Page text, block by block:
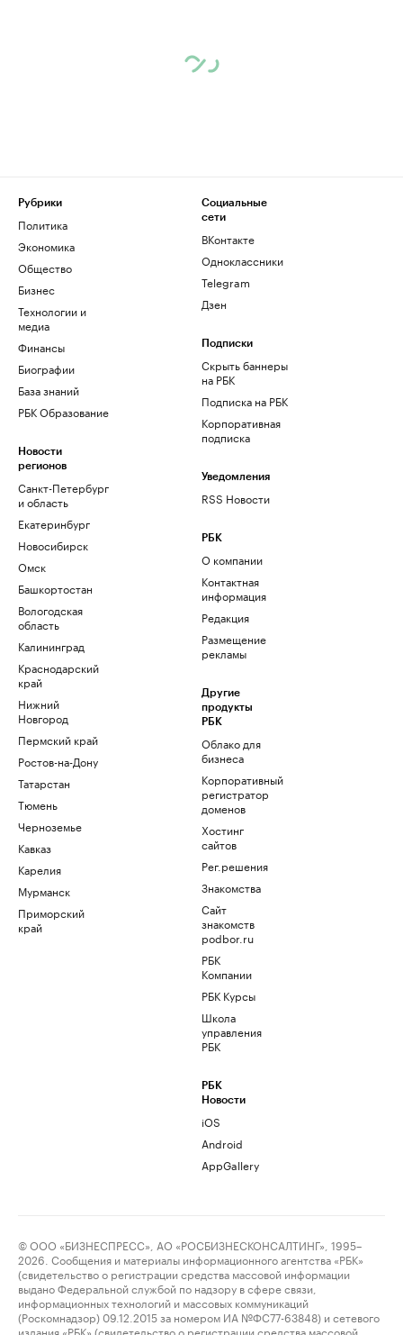
Рубрики
Политика
Экономика
Общество
Бизнес
Технологии и
медиа
Финансы
Биографии
База знаний
РБК Образование
Новости
регионов
Санкт-Петербург
и область
Екатеринбург
Новосибирск
Омск
Башкортостан
Вологодская
область
Калининград
Краснодарский
край
Нижний
Новгород
Пермский край
Ростов-на-Дону
Татарстан
Тюмень
Черноземье
Кавказ
Карелия
Мурманск
Приморский
край
Социальные
сети
ВКонтакте
Одноклассники
Telegram
Дзен
Подписки
Скрыть баннеры
на РБК
Подписка на РБК
Корпоративная
подписка
Уведомления
RSS Новости
РБК
О компании
Контактная
информация
Редакция
Размещение
рекламы
Другие
продукты
РБК
Облако для
бизнеса
Корпоративный
регистратор
доменов
Хостинг
сайтов
Рег.решения
Знакомства
Сайт
знакомств
podbor.ru
РБК
Компании
РБК Курсы
Школа
управления
РБК
РБК
Новости
iOS
Android
AppGallery
© ООО «БИЗНЕСПРЕСС», АО «РОСБИЗНЕСКОНСАЛТИНГ», 1995–
2026. Сообщения и материалы информационного агентства «РБК»
(свидетельство о регистрации средства массовой информации
выдано Федеральной службой по надзору в сфере связи,
информационных технологий и массовых коммуникаций
(Роскомнадзор) 09.12.2015 за номером ИА №ФС77-63848) и сетевого
издания «РБК» (свидетельство о регистрации средства массовой